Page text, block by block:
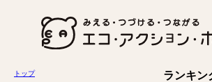
トップ ランキン